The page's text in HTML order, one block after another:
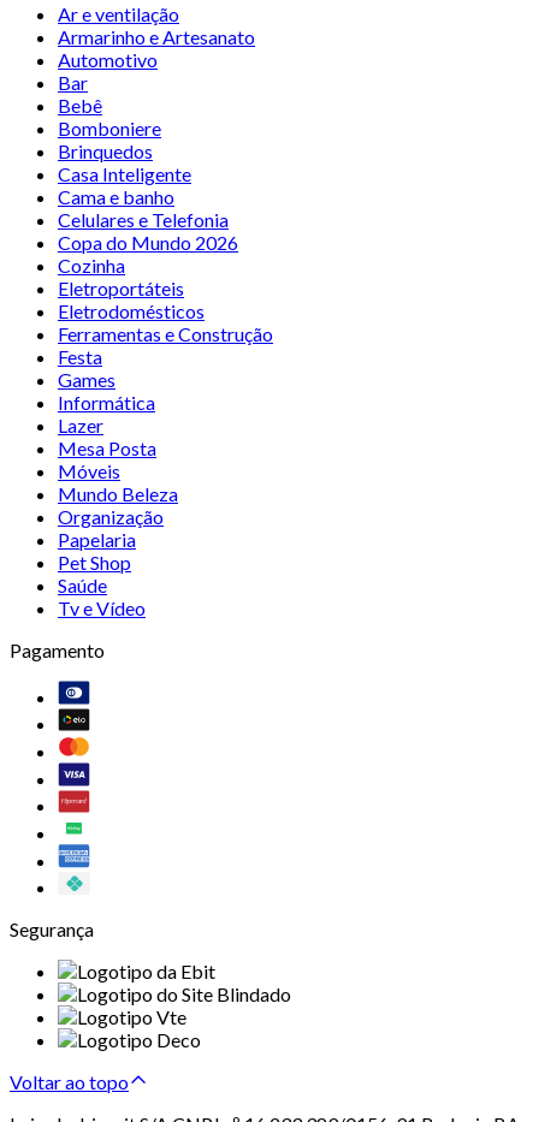
Ar e ventilação
Armarinho e Artesanato
Automotivo
Bar
Bebê
Bomboniere
Brinquedos
Casa Inteligente
Cama e banho
Celulares e Telefonia
Copa do Mundo 2026
Cozinha
Eletroportáteis
Eletrodomésticos
Ferramentas e Construção
Festa
Games
Informática
Lazer
Mesa Posta
Móveis
Mundo Beleza
Organização
Papelaria
Pet Shop
Saúde
Tv e Vídeo
Pagamento
Segurança
Voltar ao topo